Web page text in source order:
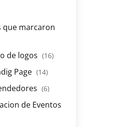
que marcaron
de logos (16)
Page (14)
(6)
de Eventos